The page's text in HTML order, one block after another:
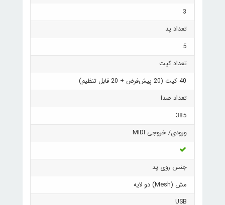
3
تعداد پد
5
تعداد کیت
40 کیت (20 پیش‌فرض + 20 قابل تنظیم)
تعداد صدا
385
ورودی/ خروجی MIDI
جنس روی پد
مش (Mesh) دو لایه
USB